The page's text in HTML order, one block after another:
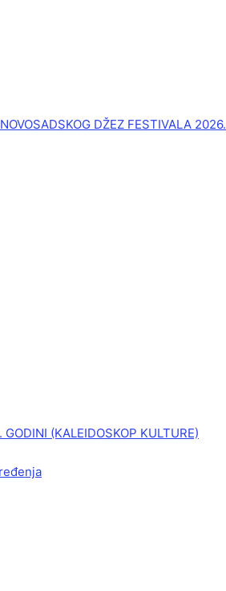
DŽEZ FESTIVALA 2026.
(KALEIDOSKOP KULTURE)